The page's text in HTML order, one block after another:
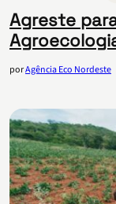
Agreste
porAgência Eco Nordeste